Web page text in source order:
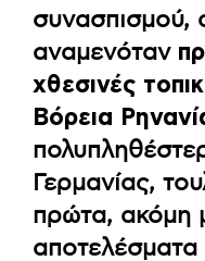
συνασπισμού,
αναμενόταν
χθεσινές
Βόρεια
Γερμανίας,
πρώτα, ακόμη
αποτελέσματα